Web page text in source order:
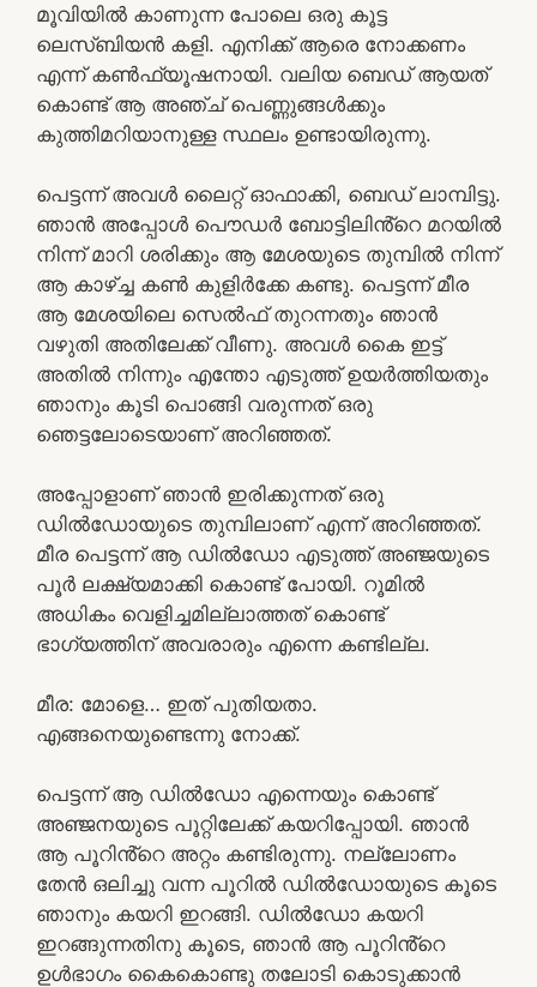
മൂവിയിൽ കാണുന്ന പോലെ ഒരു കൂട്ട
ലെസ്ബിയൻ കളി. എനിക്ക് ആരെ നോക്കണം
എന്ന് കൺഫ്യൂഷനായി. വലിയ ബെഡ് ആയത്
കൊണ്ട് ആ അഞ്ച് പെണ്ണുങ്ങൾക്കും
കുത്തിമറിയാനുള്ള സ്ഥലം ഉണ്ടായിരുന്നു.
പെട്ടന്ന് അവൾ ലൈറ്റ് ഓഫാക്കി, ബെഡ് ലാമ്പിട്ടു.
ഞാൻ അപ്പോൾ പൌഡർ ബോട്ടിലിൻ്റെ മറയിൽ
നിന്ന് മാറി ശരിക്കും ആ മേശയുടെ തുമ്പിൽ നിന്ന്
ആ കാഴ്ച്ച കൺ കുളിർക്കേ കണ്ടു. പെട്ടന്ന് മീര
ആ മേശയിലെ സെൽഫ് തുറന്നതും ഞാൻ
വഴുതി അതിലേക്ക് വീണു. അവൾ കൈ ഇട്ട്
അതിൽ നിന്നും എന്തോ എടുത്ത് ഉയർത്തിയതും
ഞാനും കൂടി പൊങ്ങി വരുന്നത് ഒരു
ഞെട്ടലോടെയാണ് അറിഞ്ഞത്.
അപ്പോളാണ് ഞാൻ ഇരിക്കുന്നത് ഒരു
ഡിൽഡോയുടെ തുമ്പിലാണ് എന്ന് അറിഞ്ഞത്.
മീര പെട്ടന്ന് ആ ഡിൽഡോ എടുത്ത് അഞ്ജയുടെ
പൂർ ലക്ഷ്യമാക്കി കൊണ്ട് പോയി. റൂമിൽ
അധികം വെളിച്ചമില്ലാത്തത് കൊണ്ട്
ഭാഗ്യത്തിന് അവരാരും എന്നെ കണ്ടില്ല.
മീര: മോളെ… ഇത് പുതിയതാ.
എങ്ങനെയുണ്ടെന്നു നോക്ക്.
പെട്ടന്ന് ആ ഡിൽഡോ എന്നെയും കൊണ്ട്
അഞ്ജനയുടെ പൂറ്റിലേക്ക് കയറിപ്പോയി. ഞാൻ
ആ പൂറിൻ്റെ അറ്റം കണ്ടിരുന്നു. നല്ലോണം
തേൻ ഒലിച്ചു വന്ന പൂറിൽ ഡിൽഡോയുടെ കൂടെ
ഞാനും കയറി ഇറങ്ങി. ഡിൽഡോ കയറി
ഇറങ്ങുന്നതിനു കൂടെ, ഞാൻ ആ പൂറിൻ്റെ
ഉൾഭാഗം കൈകൊണ്ടു തലോടി കൊടുക്കാൻ